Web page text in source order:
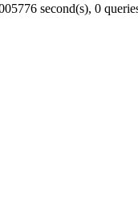
second(s), 0